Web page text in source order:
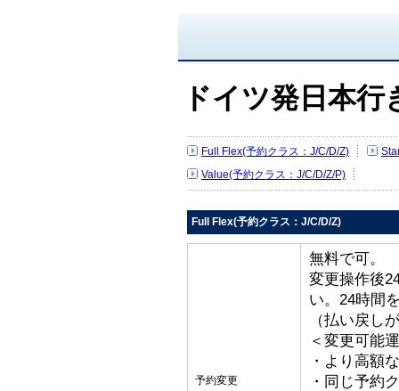
ドイツ発日本行
Full Flex(予約クラス：J/C/D/Z)
Value(予約クラス：J/C/D/Z/P)
Full Flex(予約クラス：J/C/D/Z)
予約変更
無料で可。
変更操作後
い。24時間
（払い戻し
＜変更可能
・より高額
・同じ予約